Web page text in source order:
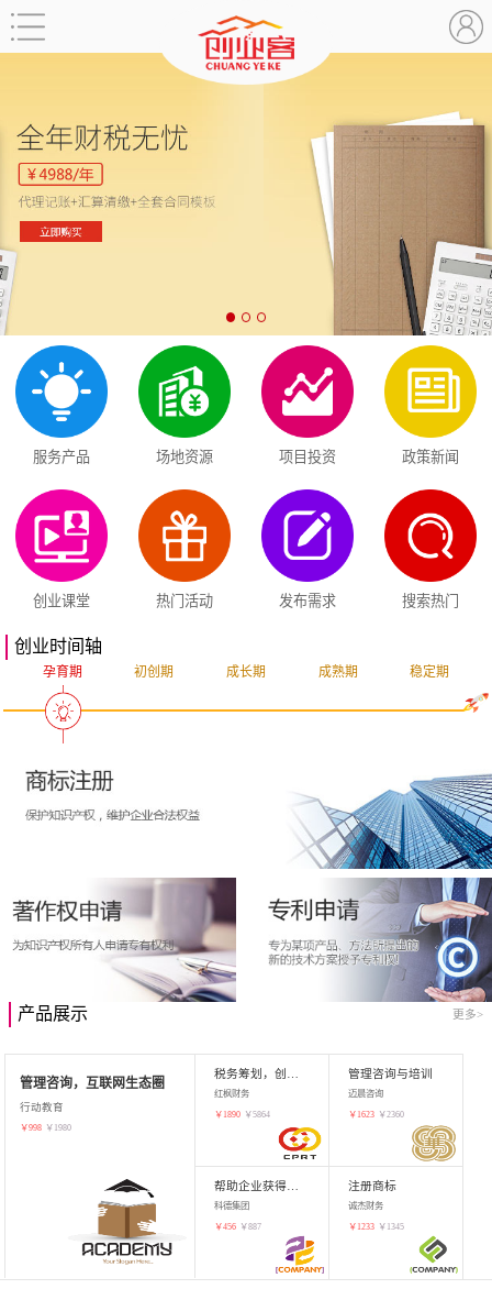
服务产品 场地资源 项目投资 政策新闻
创业课堂 热门活动 发布需求 搜索热门
创业时间轴
孕育期 初创期 成长期 成熟期 稳定期
产品展示 更多>
管理咨询，互联网生态圈
行动教育
￥998 ￥ 1980
红枫财务
￥ 1890 ￥5864
管理咨询与培训
迈晨咨询
￥ 1623 ￥2360
科德集团
￥456 ￥887
注册商标
诚杰财务
￥ 1233 ￥ 1345